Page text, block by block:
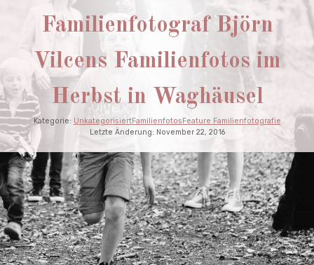
Familienfotograf Björn
Vilcens Familienfotos im
Herbst in Waghäusel
Kategorie: UnkategorisiertFamilienfotosFeature Familienfotografie
Letzte Änderung: November 22, 2016